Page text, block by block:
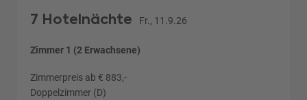
7 Hotelnächte Fr., 11.9.26
Zimmer 1 (2 Erwachsene)
Zimmerpreis ab € 883,-
Doppelzimmer (D)